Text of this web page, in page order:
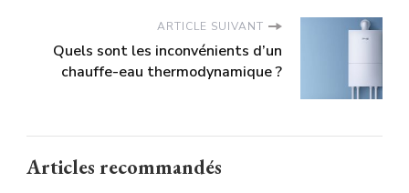
ARTICLE SUIVANT
Quels sont les inconvénients d’un
chauffe-eau thermodynamique ?
Articles recommandés